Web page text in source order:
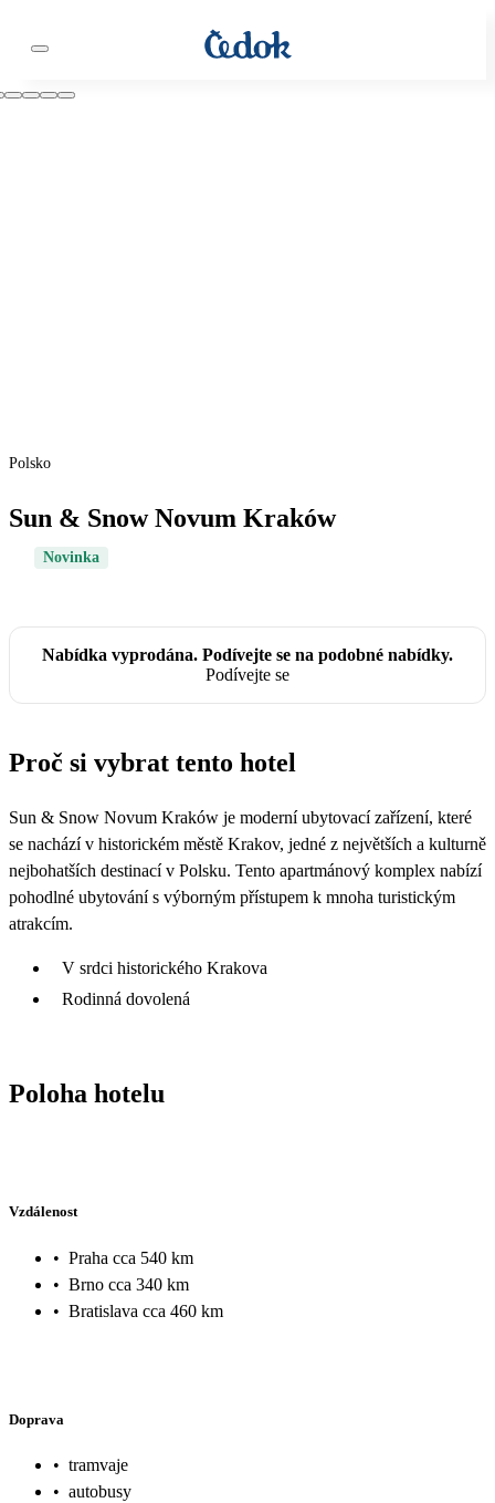
Polsko
Sun & Snow Novum Kraków
Novinka
Nabídka vyprodána. Podívejte se na podobné nabídky.
Podívejte se
Proč si vybrat tento hotel
Sun & Snow Novum Kraków je moderní ubytovací zařízení, které
se nachází v historickém městě Krakov, jedné z největších a kulturně
nejbohatších destinací v Polsku. Tento apartmánový komplex nabízí
pohodlné ubytování s výborným přístupem k mnoha turistickým
atrakcím.
V srdci historického Krakova
Rodinná dovolená
Poloha hotelu
Vzdálenost
• Praha cca 540 km
• Brno cca 340 km
• Bratislava cca 460 km
Doprava
• tramvaje
• autobusy